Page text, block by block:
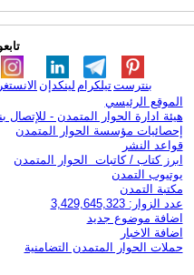
لينكدإن تيلكرامبنترست
الموقع الرئيسي
هيئة ادارة الحوار المتمدن - للإتصال
إحصائيات مؤسسة الحوار المتمدن
قواعد النشر
ابرز كتاب / كاتبات الحوار المتمدن
يوتيوب التمدن
مكتبة التمدن
عدد الزوار: 3,429,645,323
اضافة موضوع جديد
اضافة الاخبار
حملات الحوار المتمدن التضامنية